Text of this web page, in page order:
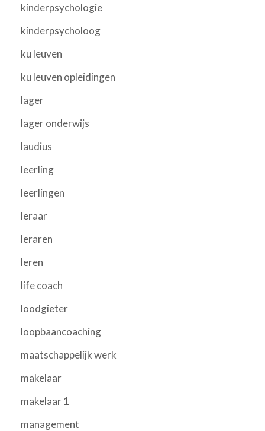
kinderpsychologie
kinderpsycholoog
ku leuven
ku leuven opleidingen
lager
lager onderwijs
laudius
leerling
leerlingen
leraar
leraren
leren
life coach
loodgieter
loopbaancoaching
maatschappelijk werk
makelaar
makelaar 1
management